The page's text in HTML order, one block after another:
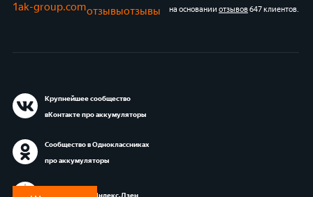
1ak-group.comотзывыотзывы на основании отзывов647 клиентов.
Крупнейшее сообщество
вКонтакте про аккумуляторы
Сообщество в Одноклассниках
про аккумуляторы
Блог 1АК.RU в Яндекс.Дзен